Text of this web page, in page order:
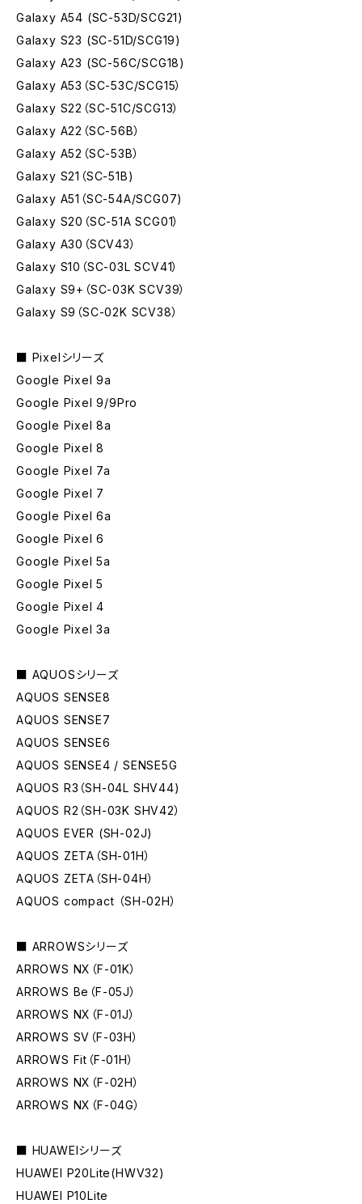
Galaxy A54 (SC-53D/SCG21)
Galaxy S23 (SC-51D/SCG19)
Galaxy A23 (SC-56C/SCG18)
Galaxy A53（SC-53C/SCG15）
Galaxy S22（SC-51C/SCG13）
Galaxy A22（SC-56B）
Galaxy A52（SC-53B）
Galaxy S21（SC-51B)
Galaxy A51（SC-54A/SCG07)
Galaxy S20（SC-51A SCG01）
Galaxy A30（SCV43）
Galaxy S10（SC-03L SCV41）
Galaxy S9+（SC-03K SCV39）
Galaxy S9（SC-02K SCV38）
■ Pixelシリーズ
Google Pixel 9a
Google Pixel 9/9Pro
Google Pixel 8a
Google Pixel 8
Google Pixel 7a
Google Pixel 7
Google Pixel 6a
Google Pixel 6
Google Pixel 5a
Google Pixel 5
Google Pixel 4
Google Pixel 3a
■ AQUOSシリーズ
AQUOS SENSE8
AQUOS SENSE7
AQUOS SENSE6
AQUOS SENSE4 / SENSE5G
AQUOS R3（SH-04L SHV44)
AQUOS R2（SH-03K SHV42）
AQUOS EVER (SH-02J)
AQUOS ZETA（SH-01H）
AQUOS ZETA（SH-04H）
AQUOS compact （SH-02H）
■ ARROWSシリーズ
ARROWS NX（F-01K）
ARROWS Be（F-05J）
ARROWS NX（F-01J）
ARROWS SV（F-03H）
ARROWS Fit（F-01H）
ARROWS NX（F-02H）
ARROWS NX（F-04G）
■ HUAWEIシリーズ
HUAWEI P20Lite(HWV32)
HUAWEI P10Lite